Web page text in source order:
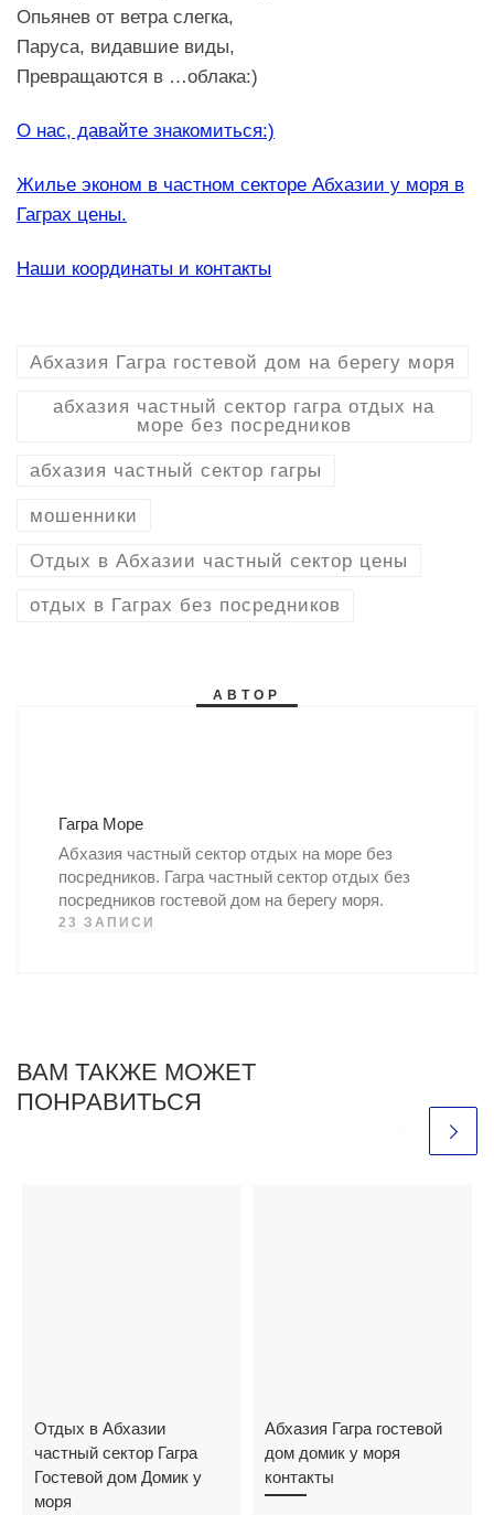
Опьянев от ветра слегка,
Паруса, видавшие виды,
Превращаются в …облака:)
О нас, давайте знакомиться:)
Жилье эконом в частном секторе Абхазии у моря в
Гаграх цены.
Наши координаты и контакты
Абхазия Гагра гостевой дом на берегу моря
абхазия частный сектор гагра отдых на
море без посредников
абхазия частный сектор гагры
мошенники
Отдых в Абхазии частный сектор цены
отдых в Гаграх без посредников
АВТОР
Гагра Море
Абхазия частный сектор отдых на море без
посредников. Гагра частный сектор отдых без
посредников гостевой дом на берегу моря.
23 ЗАПИСИ
ВАМ ТАКЖЕ МОЖЕТ
ПОНРАВИТЬСЯ
Отдых в Абхазии
частный сектор Гагра
Гостевой дом Домик у
моря
Абхазия Гагра гостевой
дом домик у моря
контакты